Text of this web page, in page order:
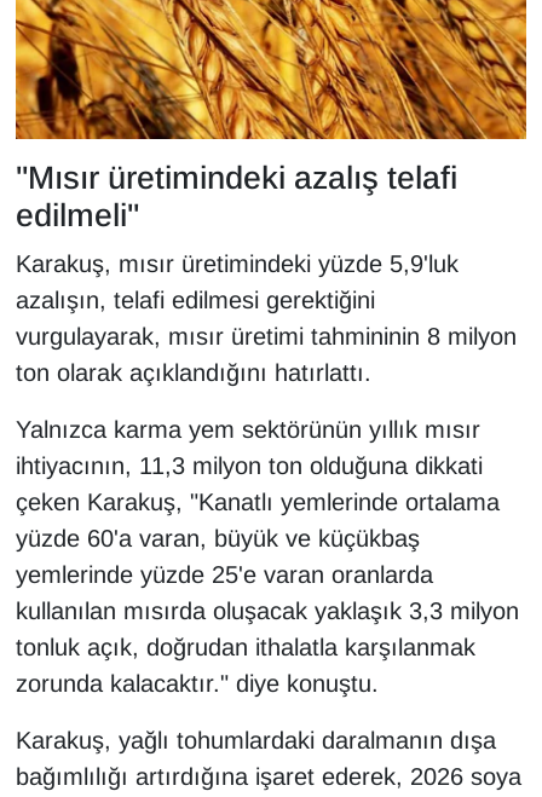
"Mısır üretimindeki azalış telafi
edilmeli"
Karakuş, mısır üretimindeki yüzde 5,9'luk
azalışın, telafi edilmesi gerektiğini
vurgulayarak, mısır üretimi tahmininin 8 milyon
ton olarak açıklandığını hatırlattı.
Yalnızca karma yem sektörünün yıllık mısır
ihtiyacının, 11,3 milyon ton olduğuna dikkati
çeken Karakuş, "Kanatlı yemlerinde ortalama
yüzde 60'a varan, büyük ve küçükbaş
yemlerinde yüzde 25'e varan oranlarda
kullanılan mısırda oluşacak yaklaşık 3,3 milyon
tonluk açık, doğrudan ithalatla karşılanmak
zorunda kalacaktır." diye konuştu.
Karakuş, yağlı tohumlardaki daralmanın dışa
bağımlılığı artırdığına işaret ederek, 2026 soya
TEKNOLOJİ
Turizm
VAN'DA SPOR
Vasıta
YAŞAM
YEREL